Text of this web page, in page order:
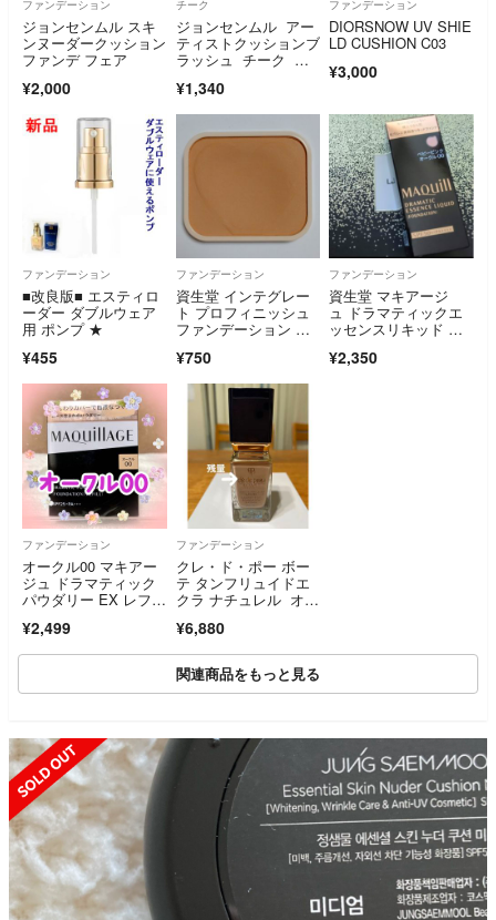
ファンデーション
ジョンセンムル スキ
ンヌーダークッション
ファンデ フェア
¥2,000
チーク
ジョンセンムル アー
ティストクッションブ
ラッシュ チーク レ
¥1,340
ファンデーション
DIORSNOW UV SHIE
LD CUSHION C03
¥3,000
ファンデーション
■改良版■ エスティロ
ーダー ダブルウェア
用 ポンプ ★
¥455
ファンデーション
資生堂 インテグレー
ト プロフィニッシュ
ファンデーション オ
¥750
ファンデーション
資生堂 マキアージ
ュ ドラマティックエ
ッセンスリキッド ベ
0(25ml)
¥2,350
ファンデーション
オークル00 マキアー
ジュ ドラマティック
パウダリー EX レフィ
¥2,499
ファンデーション
クレ・ド・ポー ボー
テ タンフリュイドエ
クラ ナチュレル オー
¥6,880
関連商品をもっと見る
SOLD OUT